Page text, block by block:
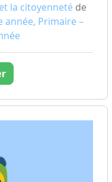
la citoyenneté de
année, Primaire –